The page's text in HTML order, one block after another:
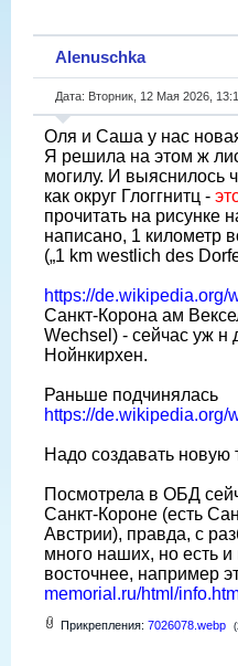
Alenuschka
Дата: Вторник, 12 Мая 2026,
Оля и Саша у нас
Я решила на этом ж
могилу. И выяснилось
как округ Глоггнитц -
прочитать на рисунке
написано, 1 километр
(„1 km westlich des
https://de.wikipedia.org/
Санкт-Корона ам
Wechsel) - сейчас уж н
Нойнкирхен.
Раньше подчинялась
https://de.wikipedia.org/
Надо создавать новую
Посмотрела в ОБД
Санкт-Короне (есть
Австрии), правда, с
много наших, но есть и
восточнее, например
memorial.ru/html/
Прикрепления: 7026078.webp